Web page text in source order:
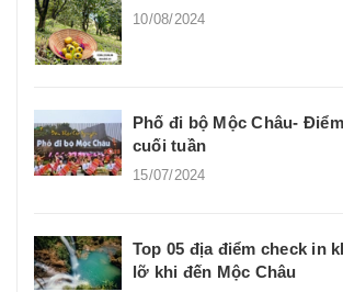
10/08/2024
Phố đi bộ Mộc Châu-
cuối tuần
15/07/2024
Top 05 địa điểm check in
lỡ khi đến Mộc Châu